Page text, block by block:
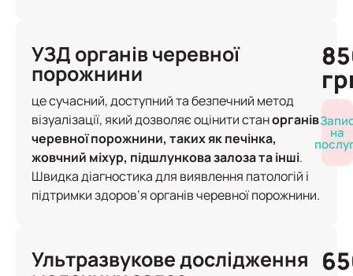
УЗД органів черевної
порожнини
це сучасний, доступний та безпечний метод
візуалізації, який дозволяє оцінити станорганів
черевної порожнини, таких як печінка,
жовчний міхур, підшлункова залоза та інші.
Швидка діагностика для виявлення патологій і
підтримки здоров’я органів черевної порожнини.
на
Ультразвукове дослідження